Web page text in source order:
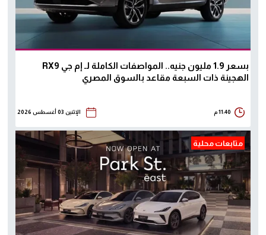
بسعر 1.9 مليون جنيه.. المواصفات الكاملة لـ إم جي RX9
الهجينة ذات السبعة مقاعد بالسوق المصري
11:40 م الإثنين 03 أغسطس 2026
متابعات محلية